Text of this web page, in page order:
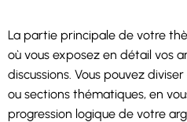
La partie principale de votre
où vous exposez en détail vos
discussions. Vous pouvez
ou sections thématiques, en
progression logique de votre